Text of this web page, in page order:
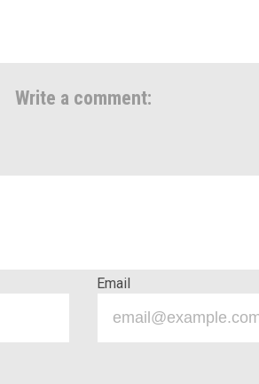
Write a comment:
Email